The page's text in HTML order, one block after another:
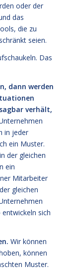
oder der
das
die zu
seien.
Das
dann werden
verhält,
in jeder
ein Muster.
der gleichen
ein
Mitarbeiter
gleichen
sich
Wir können
können
Muster.